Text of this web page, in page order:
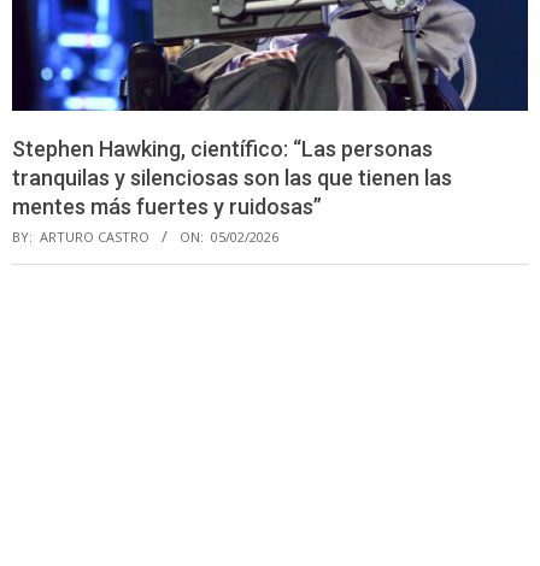
Stephen Hawking, científico: “Las personas
tranquilas y silenciosas son las que tienen las
mentes más fuertes y ruidosas”
BY: ARTURO CASTRO ON: 05/02/2026